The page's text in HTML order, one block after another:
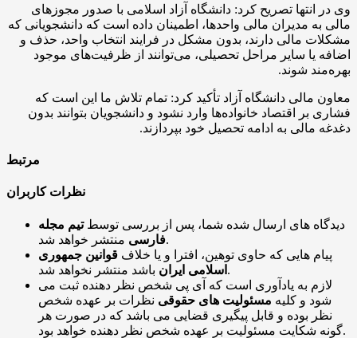
وی در انتها تصریح کرد: دانشگاه آزاد اسلامی با صدور مجوزهای
مالی به مدیران مالی واحدها، اطمینان داده است که دانشجویانی که
مشکلات مالی دارند، بدون مشکل در فرایند انتخاب واحد، حذف و
اضافه یا سایر مراحل تحصیلی، می‌توانند از ظرفیت‌های موجود
بهره‌مند شوند.
معاون مالی دانشگاه آزاد تأکید کرد: تمام تلاش ما این است که
فشاری بر اقتصاد خانواده‌ها وارد نشود و دانشجویان بتوانند بدون
دغدغه مالی به ادامه تحصیل خود بپردازند.
مرتبط
نظرات کاربران
دیدگاه های ارسال شده شما، پس از بررسی توسطتیم مجله
فارسیمنتشر خواهد شد.
پیام هایی که حاوی توهین، افترا و یا خلاف قوانین جمهوری
اسلامی ایران باشد منتشر نخواهد شد.
لازم به یادآوری است که آی پی شخص نظر دهنده ثبت می
شود و کلیه مسئولیت های حقوقی نظرات بر عهده شخص
نظر بوده و قابل پیگیری قضایی می باشد که در صورت هر
گونه شکایت مسئولیت بر عهده شخص نظر دهنده خواهد بود.